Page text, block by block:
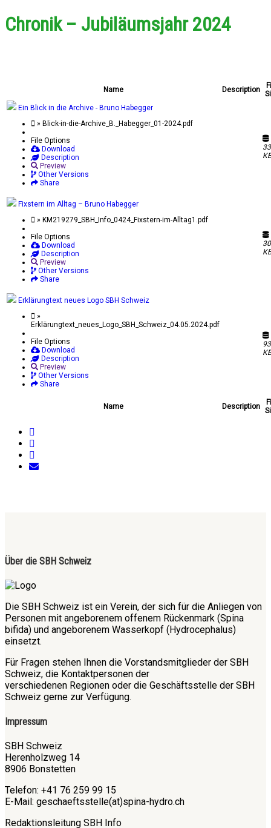
Chronik – Jubiläumsjahr 2024
Name Description
Name Description
Ein Blick in die Archive - Bruno Habegger
» Blick-in-die-Archive_B._Habegger_01-2024.pdf
File Options
Download
Description
Preview
Other Versions
Share
KB
Fixstern im Alltag – Bruno Habegger
» KM219279_SBH_Info_0424_Fixstern-im-Alltag1.pdf
File Options
Download
Description
Preview
Other Versions
Share
KB
Erklärungtext neues Logo SBH Schweiz
»
Erklärungtext_neues_Logo_SBH_Schweiz_04.05.2024.pdf
File Options
Download
Description
Preview
Other Versions
Share
KB
Über die SBH Schweiz
Die SBH Schweiz ist ein Verein, der sich für die Anliegen von
Personen mit angeborenem offenem Rückenmark (Spina
bifida) und angeborenem Wasserkopf (Hydrocephalus)
einsetzt.
Für Fragen stehen Ihnen die Vorstandsmitglieder der SBH
Schweiz, die Kontaktpersonen der
verschiedenen Regionen oder die Geschäftsstelle der SBH
Schweiz gerne zur Verfügung.
Impressum
SBH Schweiz
Herenholzweg 14
8906 Bonstetten
Telefon: +41 76 259 99 15
E-Mail: geschaeftsstelle(at)spina-hydro.ch
Redaktionsleitung SBH Info